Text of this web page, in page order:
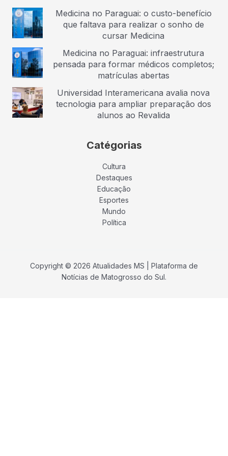
Medicina no Paraguai: o custo-benefício
que faltava para realizar o sonho de
cursar Medicina
Medicina no Paraguai: infraestrutura
pensada para formar médicos completos;
matrículas abertas
Universidad Interamericana avalia nova
tecnologia para ampliar preparação dos
alunos ao Revalida
Catégorias
Cultura
Destaques
Educação
Esportes
Mundo
Política
Copyright © 2026 Atualidades MS | Plataforma de
Notícias de Matogrosso do Sul.